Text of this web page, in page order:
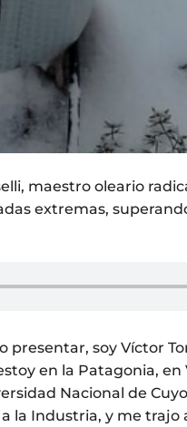
maestro oleario
extremas,
presentar, soy Víctor
en la Patagonia,
Nacional de
la Industria, y me